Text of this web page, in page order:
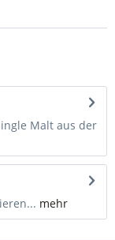
Malt aus der
mehr